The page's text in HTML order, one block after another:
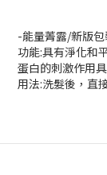
-能量菁露/新版
功能:具有淨化和
蛋白的刺激作用
用法:洗髮後，直